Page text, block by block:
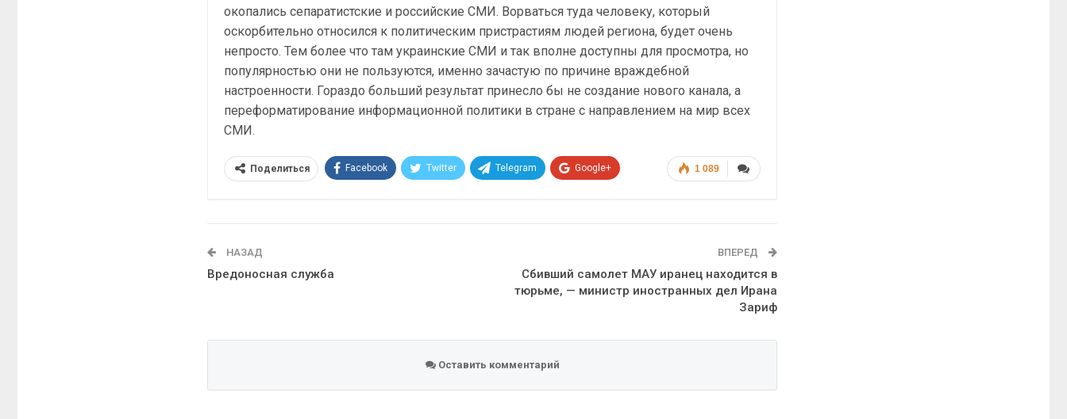
окопались сепаратистские и российские СМИ. Ворваться туда человеку, который
оскорбительно относился к политическим пристрастиям людей региона, будет очень
непросто. Тем более что там украинские СМИ и так вполне доступны для просмотра, но
популярностью они не пользуются, именно зачастую по причине враждебной
настроенности. Гораздо больший результат принесло бы не создание нового канала, а
переформатирование информационной политики в стране с направлением на мир всех
СМИ.
1 089
Поделиться Facebook Twitter Telegram Google+
НАЗАД
Вредоносная служба
ВПЕРЕД
Сбивший самолет МАУ иранец находится в
тюрьме, — министр иностранных дел Ирана
Зариф
Оставить комментарий